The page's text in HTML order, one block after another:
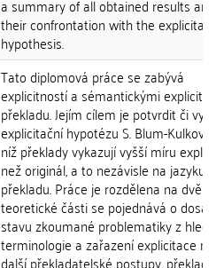
a summary of all obtained results
their confrontation with the
hypothesis.
Tato diplomová práce se zabývá
explicitností a sémantickými
překladu. Jejím cílem je potvrdit či
explicitační hypotézu S. Blum-
níž překlady vykazují vyšší míru
než originál, a to nezávisle na jazyku
překladu. Práce je rozdělena na dvě
teoretické části se pojednává o
stavu zkoumané problematiky z
terminologie a zařazení explicitace
další překladatelské postupy,